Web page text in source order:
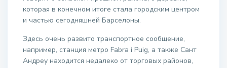
которая в конечном итоге стала городским центром
и частью сегодняшней Барселоны.
Здесь очень развито транспортное сообщение,
например, станция метро Fabra i Puig, а также Сант
Андреу находится недалеко от торговых районов,